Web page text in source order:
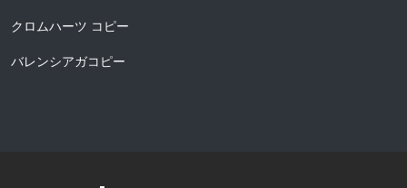
クロムハーツ コピー
バレンシアガコピー